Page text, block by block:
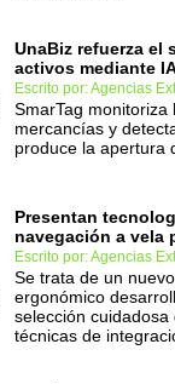
UnaBiz refuerza el
activos mediante
Escrito por: Agencias
SmarTag monitoriza
mercancías y
produce la apertura
Presentan
navegación a vela
Escrito por: Agencias
Se trata de un
ergonómico
selección
técnicas de